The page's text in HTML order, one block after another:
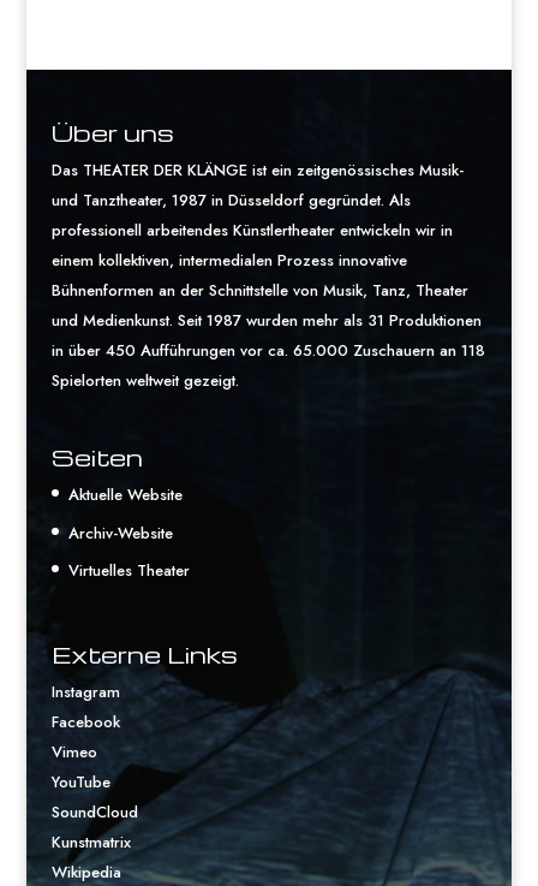
Über uns
Das THEATER DER KLÄNGE ist ein zeitgenössisches Musik-
und Tanztheater, 1987 in Düsseldorf gegründet. Als
professionell arbeitendes Künstlertheater entwickeln wir in
einem kollektiven, intermedialen Prozess innovative
Bühnenformen an der Schnittstelle von Musik, Tanz, Theater
und Medienkunst. Seit 1987 wurden mehr als 31 Produktionen
in über 450 Aufführungen vor ca. 65.000 Zuschauern an 118
Spielorten weltweit gezeigt.
Seiten
Aktuelle Website
Archiv-Website
Virtuelles Theater
Externe Links
Instagram
Facebook
Vimeo
YouTube
SoundCloud
Kunstmatrix
Wikipedia